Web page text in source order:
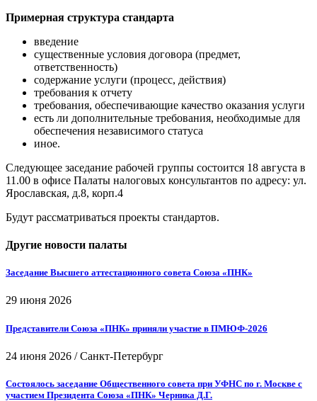
Примерная структура стандарта
введение
существенные условия договора (предмет,
ответственность)
содержание услуги (процесс, действия)
требования к отчету
требования, обеспечивающие качество оказания услуги
есть ли дополнительные требования, необходимые для
обеспечения независимого статуса
иное.
Следующее заседание рабочей группы состоится 18 августа в
11.00 в офисе Палаты налоговых консультантов по адресу: ул.
Ярославская, д.8, корп.4
Будут рассматриваться проекты стандартов.
Другие новости палаты
Заседание Высшего аттестационного совета Союза «ПНК»
29 июня 2026
Представители Союза «ПНК» приняли участие в ПМЮФ-2026
24 июня 2026 /Санкт-Петербург
Состоялось заседание Общественного совета при УФНС по г. Москве с
участием Президента Союза «ПНК» Черника Д.Г.